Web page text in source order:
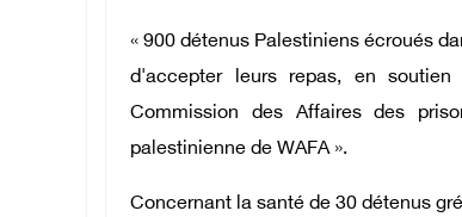
« 900 détenus Palestiniens écroués
d'accepter leurs repas, en
Commission des Affaires des
palestinienne de WAFA ».
Concernant la santé de 30 détenus